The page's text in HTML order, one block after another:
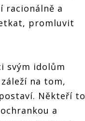
racionálně a
promluvit
svým idolům
na tom,
Někteří to
a